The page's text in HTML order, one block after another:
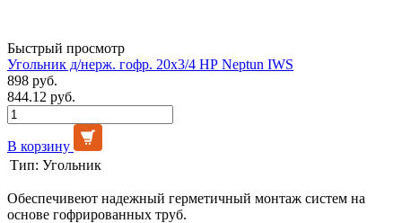
Быстрый просмотр
Угольник д/нерж. гофр. 20х3/4 НР Neptun IWS
898 руб.
844.12 руб.
В корзину
Тип: Угольник
Обеспечивеют надежный герметичный монтаж систем на
основе гофрированных труб.